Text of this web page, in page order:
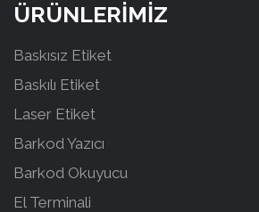
ÜRÜNLERİMİZ
Baskısız Etiket
Baskılı Etiket
Laser Etiket
Barkod Yazıcı
Barkod Okuyucu
El Terminali